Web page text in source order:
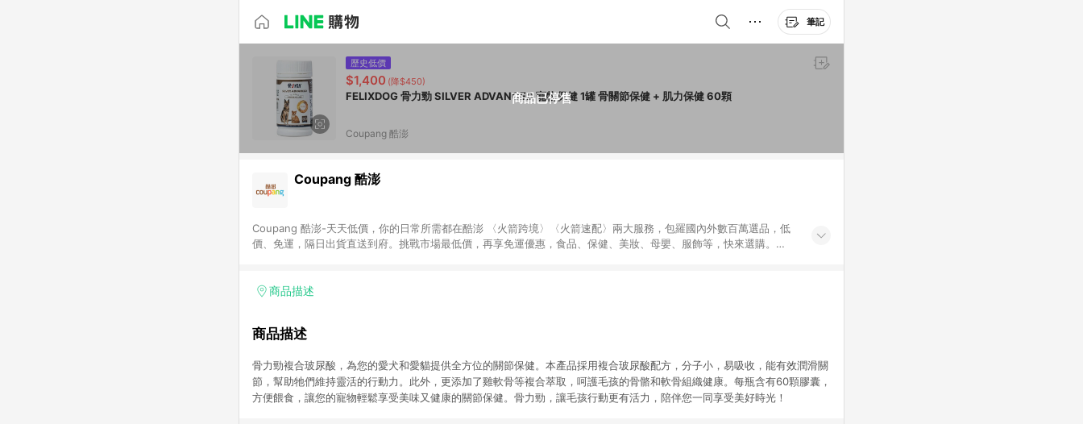
筆記
商品已停售
歷史低價
$1,400 (降$450)
FELIXDOG 骨力勁 SILVER ADVANCED 寵物保健 1罐 骨關節保健 + 肌力保健 60顆
Coupang 酷澎
Coupang 酷澎
Coupang 酷澎-天天低價，你的日常所需都在酷澎 〈火箭跨境〉〈火箭速配〉兩大服務，包羅國內外數百萬選品，低
價、免運，隔日出貨直送到府。挑戰市場最低價，再享免運優惠，食品、保健、美妝、母嬰、服飾等，快來選購。
商品描述
商品描述
骨力勁複合玻尿酸，為您的愛犬和愛貓提供全方位的關節保健。本產品採用複合玻尿酸配方，分子小，易吸收，能有效潤滑關
節，幫助牠們維持靈活的行動力。此外，更添加了雞軟骨等複合萃取，呵護毛孩的骨骼和軟骨組織健康。每瓶含有60顆膠囊，
方便餵食，讓您的寵物輕鬆享受美味又健康的關節保健。骨力勁，讓毛孩行動更有活力，陪伴您一同享受美好時光！